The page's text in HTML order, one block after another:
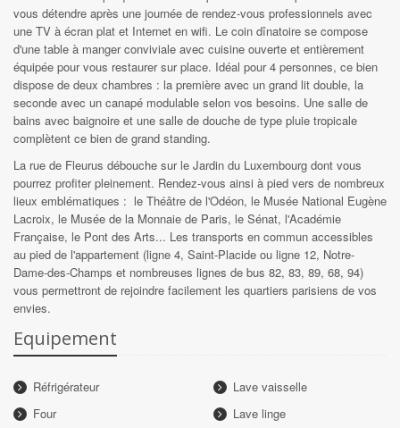
vous détendre après une journée de rendez-vous professionnels avec
une TV à écran plat et Internet en wifi. Le coin dînatoire se compose
d'une table à manger conviviale avec cuisine ouverte et entièrement
équipée pour vous restaurer sur place. Idéal pour 4 personnes, ce bien
dispose de deux chambres : la première avec un grand lit double, la
seconde avec un canapé modulable selon vos besoins. Une salle de
bains avec baignoire et une salle de douche de type pluie tropicale
complètent ce bien de grand standing.
La rue de Fleurus débouche sur le Jardin du Luxembourg dont vous
pourrez profiter pleinement. Rendez-vous ainsi à pied vers de nombreux
lieux emblématiques : le Théâtre de l'Odéon, le Musée National Eugène
Lacroix, le Musée de la Monnaie de Paris, le Sénat, l'Académie
Française, le Pont des Arts... Les transports en commun accessibles
au pied de l'appartement (ligne 4, Saint-Placide ou ligne 12, Notre-
Dame-des-Champs et nombreuses lignes de bus 82, 83, 89, 68, 94)
vous permettront de rejoindre facilement les quartiers parisiens de vos
envies.
Equipement
Réfrigérateur
Four
Lave vaisselle
Lave linge